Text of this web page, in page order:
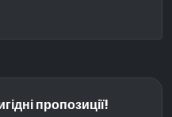
пропозиції!